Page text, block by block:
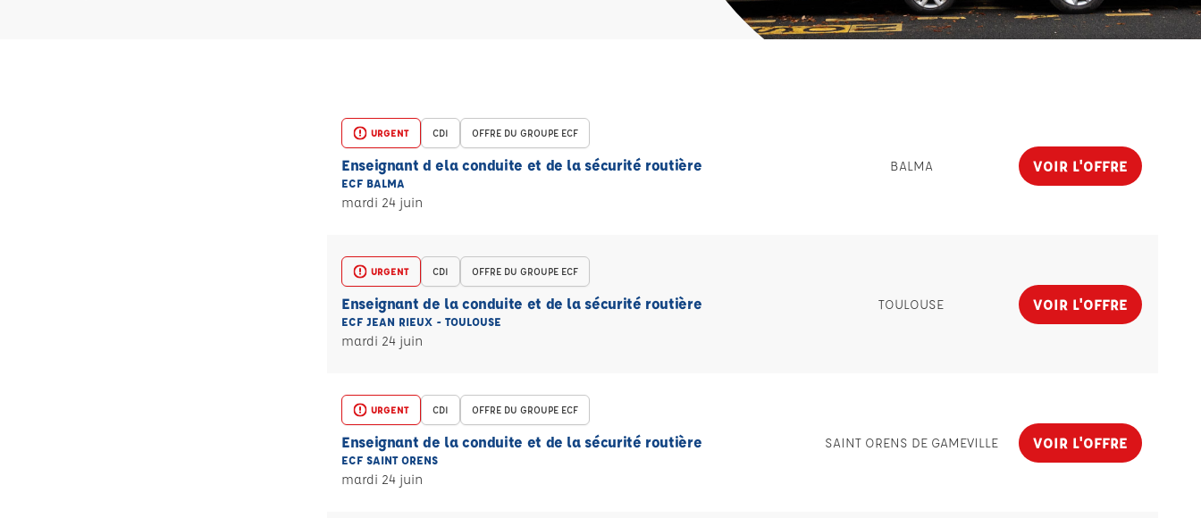
URGENT CDI OFFRE DU GROUPE ECF
Enseignant d ela conduite et de la sécurité routière
ECF BALMA
mardi 24 juin
BALMA VOIR L'OFFRE
URGENT CDI OFFRE DU GROUPE ECF
Enseignant de la conduite et de la sécurité routière
ECF JEAN RIEUX - TOULOUSE
mardi 24 juin
TOULOUSE VOIR L'OFFRE
URGENT CDI OFFRE DU GROUPE ECF
Enseignant de la conduite et de la sécurité routière
ECF SAINT ORENS
mardi 24 juin
SAINT ORENS DE GAMEVILLE VOIR L'OFFRE